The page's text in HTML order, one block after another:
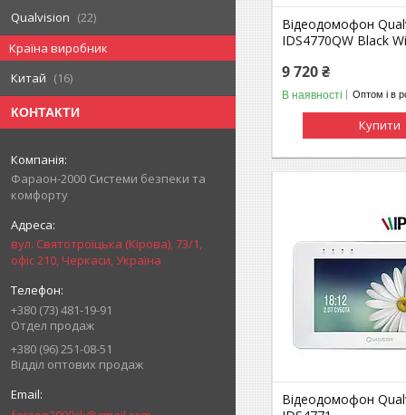
Qualvision
22
Країна виробник
Китай
16
КОНТАКТИ
Фараон-2000 Системи безпеки та
комфорту
вул. Святотроїцька (Кірова), 73/1,
офіс 210, Черкаси, Україна
+380 (73) 481-19-91
Отдел продаж
+380 (96) 251-08-51
Відділ оптових продаж
Відеодомофон
IDS4770QW Black
9 720 ₴
В наявності Оптом і в
Купити
Відеодомофон